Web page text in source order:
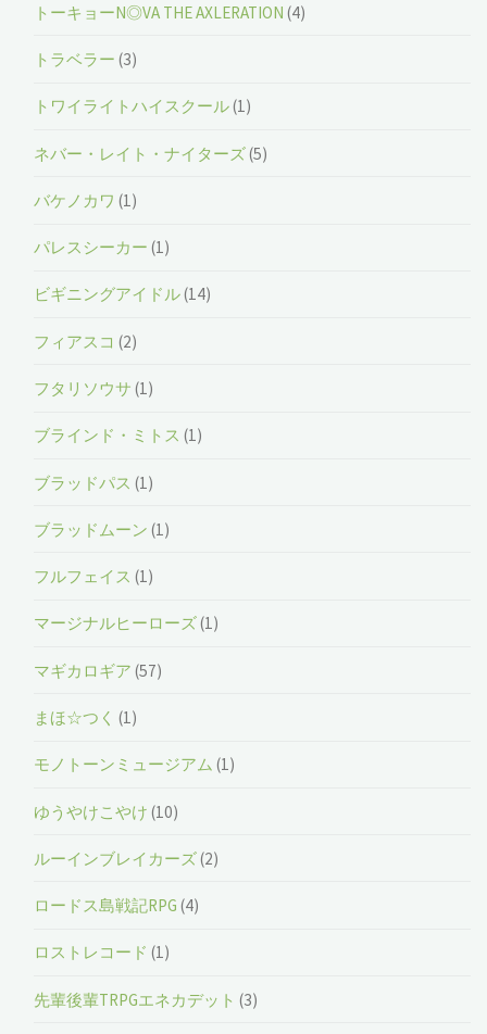
トーキョーN◎VA THE AXLERATION (4)
トラベラー (3)
トワイライトハイスクール(1)
ネバー・レイト・ナイターズ(5)
バケノカワ (1)
パレスシーカー (1)
ビギニングアイドル(14)
フィアスコ (2)
フタリソウサ (1)
ブラインド・ミトス (1)
ブラッドパス (1)
ブラッドムーン (1)
フルフェイス (1)
マージナルヒーローズ(1)
マギカロギア (57)
まほ☆つく (1)
モノトーンミュージアム (1)
ゆうやけこやけ (10)
ルーインブレイカーズ(2)
ロードス島戦記RPG (4)
ロストレコード (1)
先輩後輩TRPGエネカデット (3)